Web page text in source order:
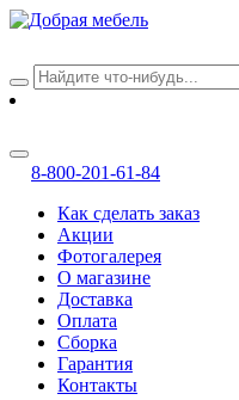
8-800-201-61-84
Как сделать заказ
Акции
Фотогалерея
О магазине
Доставка
Оплата
Сборка
Гарантия
Контакты